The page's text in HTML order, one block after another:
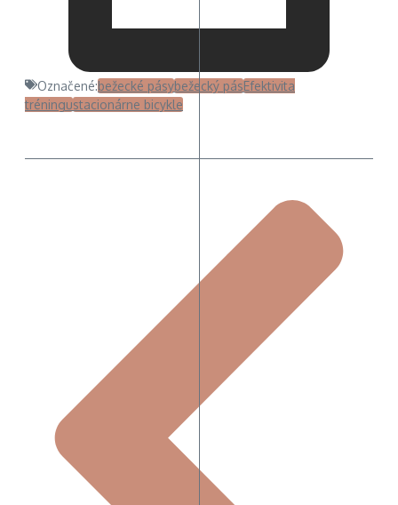
Označené:bežecké pásybežecký pásEfektivita
tréningustacionárne bicykle